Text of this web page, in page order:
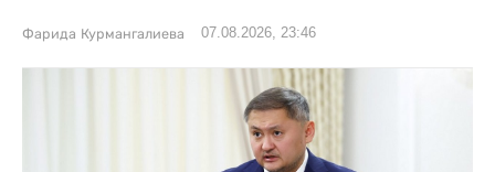
Фарида Курмангалиева 07.08.2026, 23:46